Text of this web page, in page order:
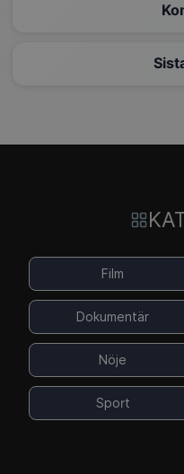
Film
Dokumentär
Nöje
Sport